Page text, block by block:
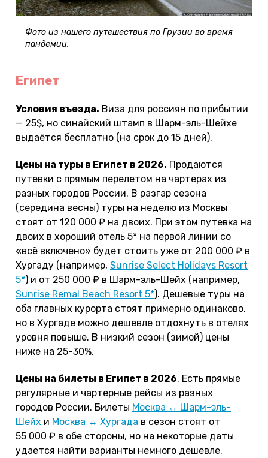
Фото из нашего путешествия по Грузии во время
пандемии.
Египет
Условия въезда. Виза для россиян по прибытии
— 25$, но синайский штамп в Шарм-эль-Шейхе
выдаётся бесплатно (на срок до 15 дней).
Цены на туры в Египет в 2026. Продаются
путевки с прямым перелетом на чартерах из
разных городов России. В разгар сезона
(середина весны) туры на неделю из Москвы
стоят от 120 000 ₽ на двоих. При этом путевка на
двоих в хороший отель 5* на первой линии со
«всё включено» будет стоить уже от 200 000 ₽ в
Хургаду (например, Sunrise Select Holidays Resort
5*) и от 250 000 ₽ в Шарм-эль-Шейх (например,
Sunrise Remal Beach Resort 5*). Дешевые туры на
оба главных курорта стоят примерно одинаково,
но в Хургаде можно дешевле отдохнуть в отелях
уровня повыше. В низкий сезон (зимой) цены
ниже на 25-30%.
Цены на билеты в Египет в 2026. Есть прямые
регулярные и чартерные рейсы из разных
городов России. Билеты Москва ↔ Шарм-эль-
Шейх и Москва ↔ Хургада в сезон стоят от
55 000 ₽ в обе стороны, но на некоторые даты
удается найти варианты немного дешевле.